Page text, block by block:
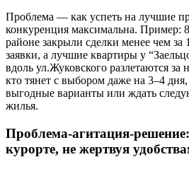
Проблема — как успеть на лучшие
конкуренция максимальна. Пример:
районе закрыли сделки менее чем за
заявки, а лучшие квартиры у
вдоль ул.Жуковского разлетаются за
кто тянет с выбором даже на 3–4
выгодные варианты или ждать
жилья.
Проблема-агитация-
курорте, не жертвуя